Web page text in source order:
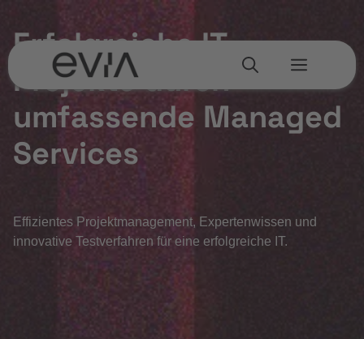
springen
Menü
Erfolgreiche IT-
Projekte durch
umfassende Managed
Services
Effizientes Projektmanagement, Expertenwissen und
innovative Testverfahren für eine erfolgreiche IT.